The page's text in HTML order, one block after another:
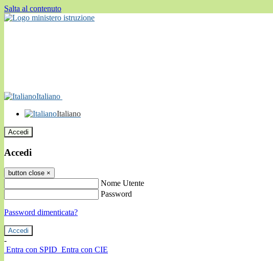
Salta al contenuto
Italiano
Italiano
Accedi
Accedi
button close ×
Nome Utente
Password
Password dimenticata?
-
Entra con SPID Entra con CIE